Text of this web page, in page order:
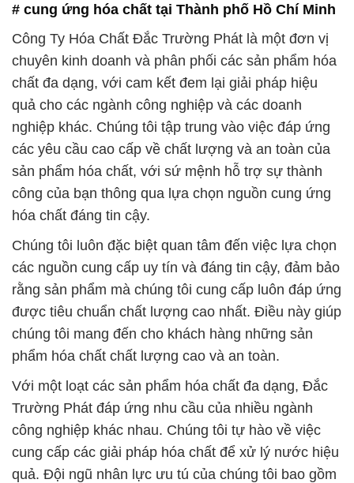
# cung ứng hóa chất tại Thành phố Hồ Chí Minh
Công Ty Hóa Chất Đắc Trường Phát là một đơn vị
chuyên kinh doanh và phân phối các sản phẩm hóa
chất đa dạng, với cam kết đem lại giải pháp hiệu
quả cho các ngành công nghiệp và các doanh
nghiệp khác. Chúng tôi tập trung vào việc đáp ứng
các yêu cầu cao cấp về chất lượng và an toàn của
sản phẩm hóa chất, với sứ mệnh hỗ trợ sự thành
công của bạn thông qua lựa chọn nguồn cung ứng
hóa chất đáng tin cậy.
Chúng tôi luôn đặc biệt quan tâm đến việc lựa chọn
các nguồn cung cấp uy tín và đáng tin cậy, đảm bảo
rằng sản phẩm mà chúng tôi cung cấp luôn đáp ứng
được tiêu chuẩn chất lượng cao nhất. Điều này giúp
chúng tôi mang đến cho khách hàng những sản
phẩm hóa chất chất lượng cao và an toàn.
Với một loạt các sản phẩm hóa chất đa dạng, Đắc
Trường Phát đáp ứng nhu cầu của nhiều ngành
công nghiệp khác nhau. Chúng tôi tự hào về việc
cung cấp các giải pháp hóa chất để xử lý nước hiệu
quả. Đội ngũ nhân lực ưu tú của chúng tôi bao gồm